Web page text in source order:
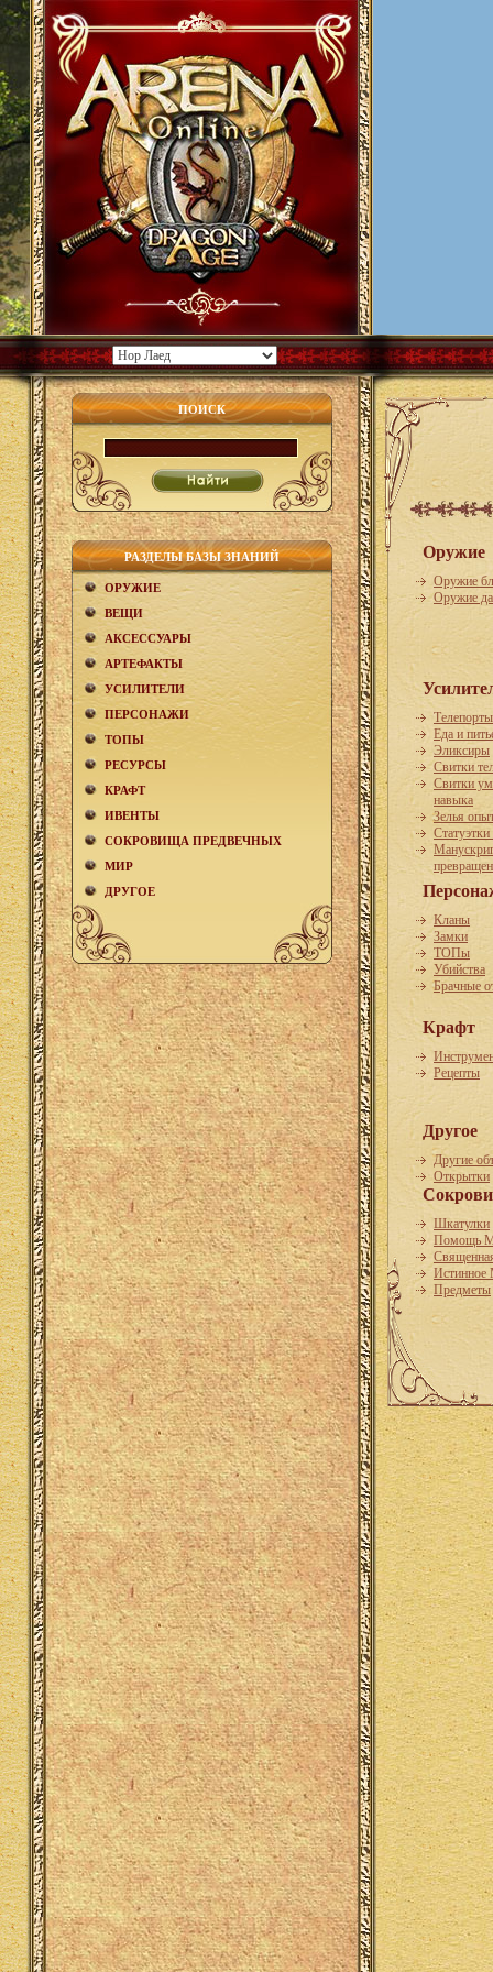
ПОИСК
РАЗДЕЛЫ БАЗЫ ЗНАНИЙ
ОРУЖИЕ
ВЕЩИ
АКCЕСCУАРЫ
АРТЕФАКТЫ
УСИЛИТЕЛИ
ПЕРСОНАЖИ
ТОПЫ
РЕСУРСЫ
КРАФТ
ИВЕНТЫ
СОКРОВИЩА ПРЕДВЕЧНЫХ
МИР
ДРУГОЕ
Оружие
Оружие
Оружие
Телепорты
Еда и
Эликсиры
Свитки
Свитки
навыка
Зелья
Кланы
Замки
ТОПы
Убийства
Брачные
Крафт
Рецепты
Другое
Другие
Открытки
Шкатулки
Помощь
Истинное
Предметы